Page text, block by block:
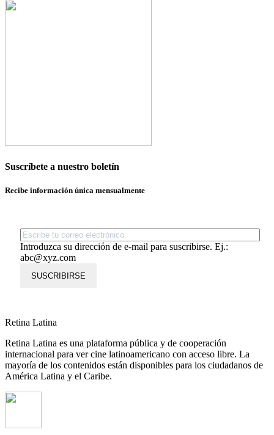
Suscríbete a nuestro boletín
Recibe información única mensualmente
Introduzca su dirección de e-mail para suscribirse. Ej.:
abc@xyz.com
SUSCRIBIRSE
Retina Latina
Retina Latina es una plataforma pública y de cooperación
internacional para ver cine latinoamericano con acceso libre. La
mayoría de los contenidos están disponibles para los ciudadanos de
América Latina y el Caribe.